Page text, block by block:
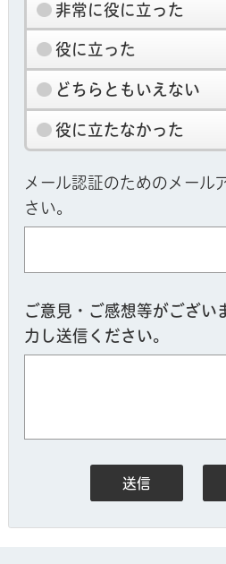
非常に役に立った
役に立った
どちらともいえない
役に立たなかった
メール認証のためのメール
さい。
ご意見・ご感想等がござい
力し送信ください。